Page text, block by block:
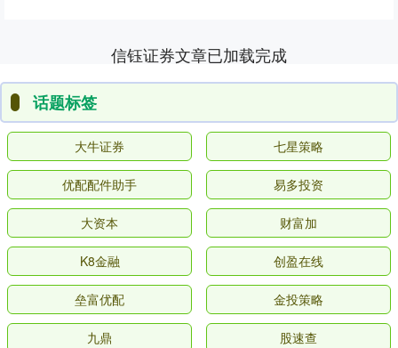
信钰证券文章已加载完成
话题标签
大牛证券 七星策略
优配配件助手 易多投资
大资本 财富加
K8金融 创盈在线
垒富优配 金投策略
九鼎 股速查